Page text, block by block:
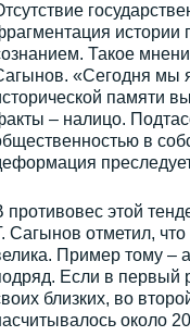
истории
Такое
«Сегодня мы
памяти
– налицо.
в
противовес этой
Сагынов отметил,
Пример тому –
Если в первый
близких, во
около